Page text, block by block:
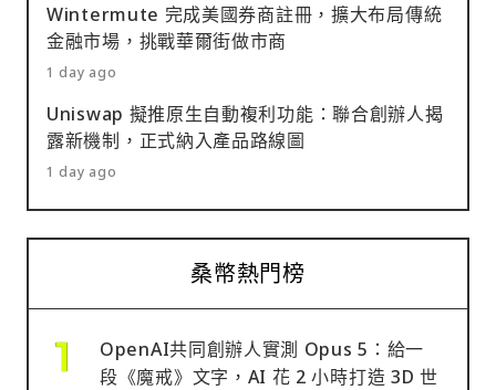
Wintermute 完成美國券商註冊，擴大布局傳統
金融市場，挑戰華爾街做市商
1 day ago
Uniswap 擬推原生自動複利功能：聯合創辦人揭
露新機制，正式納入產品路線圖
1 day ago
桑幣熱門榜
OpenAI共同創辦人實測 Opus 5：給一
段《魔戒》文字，AI 花 2 小時打造 3D 世